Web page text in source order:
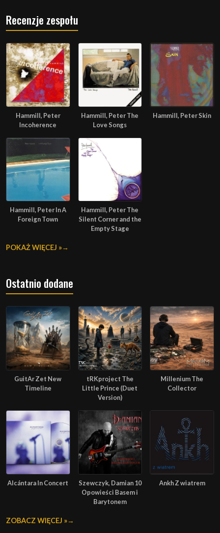
Recenzje zespołu
Hammill, Peter
Incoherence
Hammill, Peter The
Love Songs
Hammill, Peter Skin
Hammill, Peter In A
Foreign Town
Hammill, Peter The
Silent Corner and the
Empty Stage
POKAŻ WIĘCEJ »
Ostatnio dodane
GuitAr Zet New
Timeline
tRKproject The
Little Prince (Duet
Version)
Millenium The
Collector
Alcántara In Concert
Szewczyk, Damian 10
Opowieści Basem i
Barytonem
Ankh Z wiatrem
ZOBACZ WIĘCEJ »